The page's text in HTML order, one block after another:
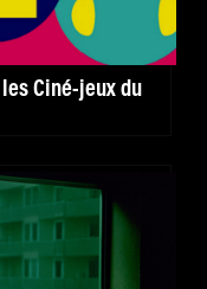
Ciné-jeux du